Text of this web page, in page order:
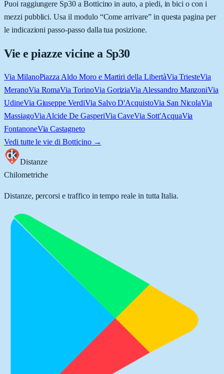
Puoi raggiungere Sp30 a Botticino in auto, a piedi, in bici o con i
mezzi pubblici. Usa il modulo “Come arrivare” in questa pagina per
le indicazioni passo-passo dalla tua posizione.
Vie e piazze vicine a Sp30
Via MilanoPiazza Aldo Moro e Martiri della LibertàVia TriesteVia
MeranoVia RomaVia TorinoVia GoriziaVia Alessandro ManzoniVia
UdineVia Giuseppe VerdiVia Salvo D'AcquistoVia San NicolaVia
MassiagoVia Alcide De GasperiVia CaveVia Sott'AcquaVia
FontanoneVia Castagneto
Vedi tutte le vie di Botticino→
Distanze
Chilometriche
Distanze, percorsi e traffico in tempo reale in tutta Italia.